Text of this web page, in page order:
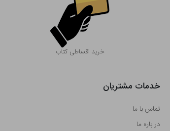
خرید اقساطی کتاب
خدمات مشتریان
تماس با ما
در باره ما